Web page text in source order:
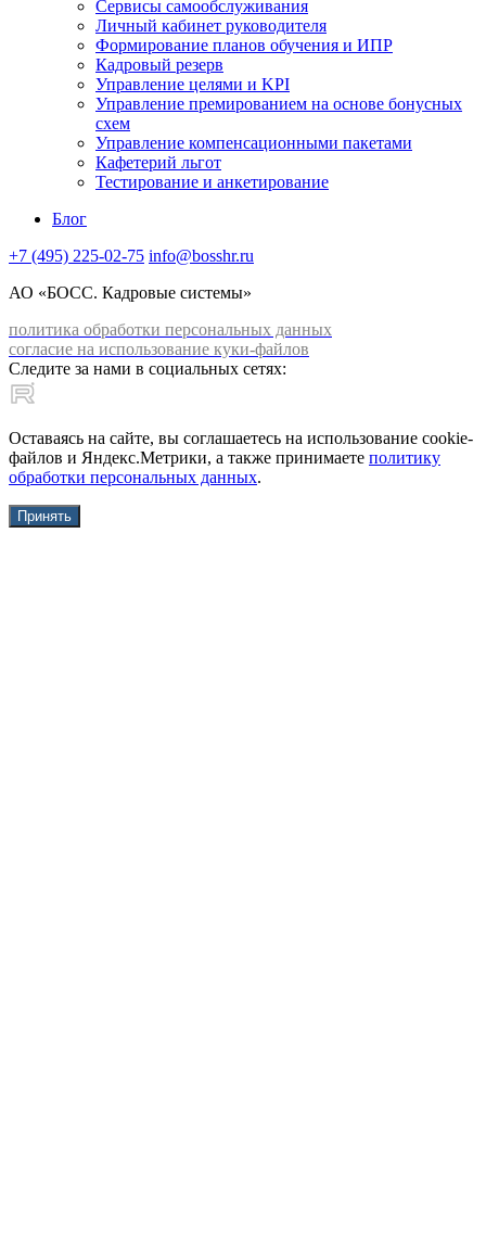
Сервисы самообслуживания
Личный кабинет руководителя
Формирование планов обучения и ИПР
Кадровый резерв
Управление целями и KPI
Управление премированием на основе бонусных
схем
Управление компенсационными пакетами
Кафетерий льгот
Тестирование и анкетирование
Блог
+7 (495) 225-02-75 info@bosshr.ru
АО «БОСС. Кадровые системы»
политика обработки персональных данных
согласие на использование куки-файлов
Следите за нами в социальных сетях:
Оставаясь на сайте, вы соглашаетесь на использование cookie-
файлов и Яндекс.Метрики, а также принимаете политику
обработки персональных данных.
Принять